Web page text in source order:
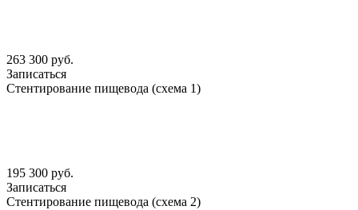
263 300 руб.
Записаться
Стентирование пищевода (схема 1)
195 300 руб.
Записаться
Стентирование пищевода (схема 2)